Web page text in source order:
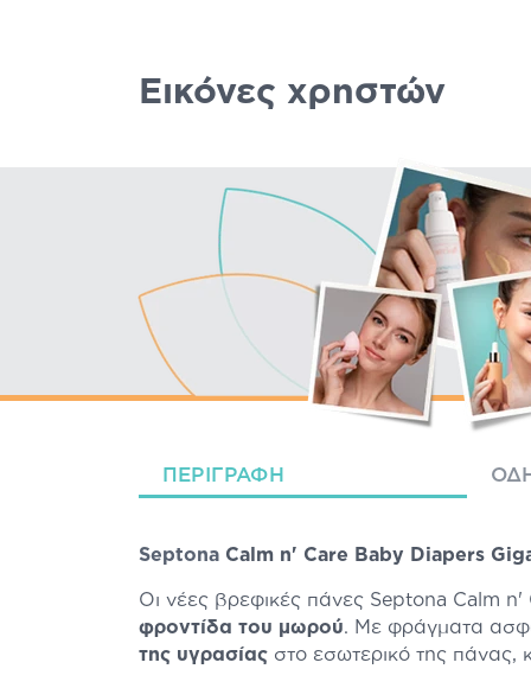
Εικόνες χρηστών
ΠΕΡΙΓΡΑΦΉ
Septona Calm n' Care Baby Diapers
Οι νέες βρεφικές πάνες Septona Calm
φροντίδα του μωρού. Με φράγματα
της υγρασίας στο εσωτερικό της πάνας,